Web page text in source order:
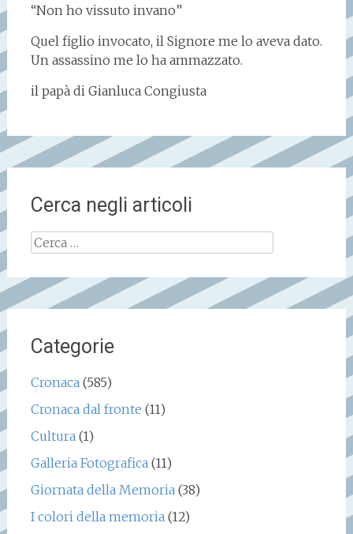
“Non ho vissuto invano”
Quel figlio invocato, il Signore me lo aveva dato.
Un assassino me lo ha ammazzato.
il papà di Gianluca Congiusta
Cerca negli articoli
Ricerca
Categorie
Cronaca(585)
Cronaca dal fronte (11)
Cultura(1)
Galleria Fotografica(11)
Giornata della Memoria(38)
I colori della memoria(12)